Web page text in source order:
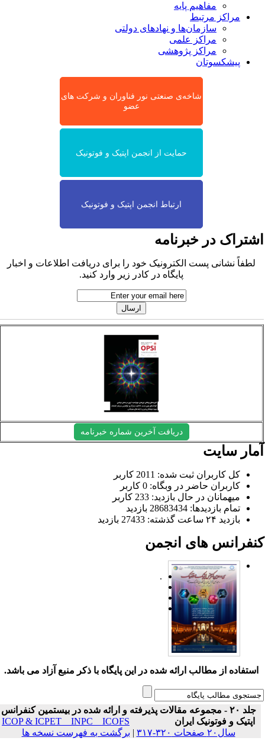
مفاهیم پایه
مراکز مرتبط
سازمان‌ها و نهادهای دولتی
مراکز علمی
مراکز پژوهشی
پیشکسوتان
شاخه‌ی صنعتی نور فناوران و شرکت های
عضو
حمایت از انجمن اپتیک و فوتونیک
ارتباط انجمن اپتیک و فوتونیک
در خبرنامه
لطفاً نشانی پست الکترونیک خود را برای دریافت اطلاعات و اخبار
پایگاه در کادر زیر وارد کنید.
دریافت آخرین شماره خبرنامه
سایت
کل کاربران ثبت شده: 2011 کاربر
کاربران حاضر در وبگاه: 0 کاربر
میهمانان در حال بازدید: 233 کاربر
تمام بازدید‌ها: 28683434 بازدید
بازدید ۲۴ ساعت گذشته: 27433 بازدید
های انجمن
.
استفاده از مطالب ارائه شده در این پایگاه با ذکر منبع آزاد می باشد.
جلد ۲۰ - مجموعه مقالات پذیرفته و ارائه شده در بیستمین کنفرانس
اپتیک و فوتونیک ایران
ICOP & ICPET _ INPC _ ICOFS
سال۲۰ صفحات ۳۲۰-۳۱۷
|برگشت به فهرست نسخه ها